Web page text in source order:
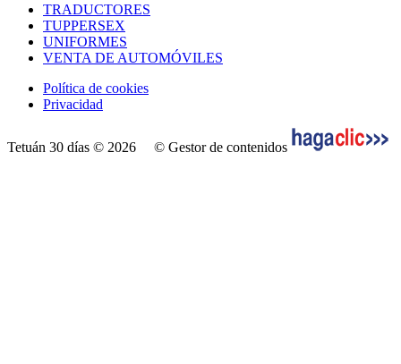
TRADUCTORES
TUPPERSEX
UNIFORMES
VENTA DE AUTOMÓVILES
Política de cookies
Privacidad
Tetuán 30 días © 2026 © Gestor de contenidos